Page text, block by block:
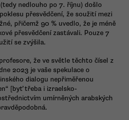
nedlouho po 7. říjnu) došlo
přesvědčení, že soužití mezi
přičemž 90 % uvedlo, že je méně
přesvědčení zastávali. Pouze 7
se zvýšila.
že ve světle těchto čísel z
2023 je vaše spekulace o
dialogu nepřiměřenou
[byť třeba i izraelsko-
umírněných arabských